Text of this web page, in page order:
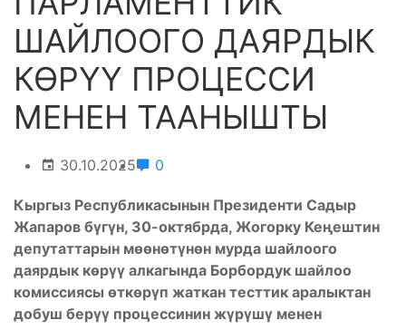
ШАЙЛООГО ДАЯРДЫК
КӨРҮҮ ПРОЦЕССИ
МЕНЕН ТААНЫШТЫ
30.10.2025 0
Кыргыз Республикасынын Президенти Садыр
Жапаров бүгүн, 30-октябрда, Жогорку Кеңештин
депутаттарын мөөнөтүнөн мурда шайлоого
даярдык көрүү алкагында Борбордук шайлоо
комиссиясы өткөрүп жаткан тесттик аралыктан
добуш берүү процессинин жүрүшү менен